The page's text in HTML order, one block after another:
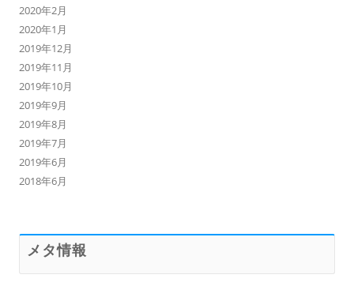
2020年2月
2020年1月
2019年12月
2019年11月
2019年10月
2019年9月
2019年8月
2019年7月
2019年6月
2018年6月
メタ情報